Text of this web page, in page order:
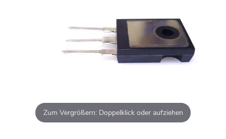
Zum Vergrößern: Doppelklick oder aufziehen